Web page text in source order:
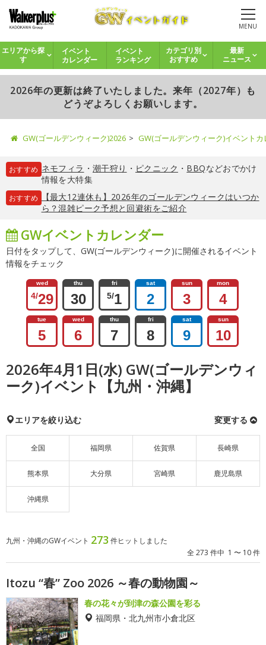
MENU
エリアから探
す
イベント
カレンダー
イベント
ランキング
カテゴリ別
おすすめ
最新
ニュース
2026年の更新は終了いたしました。来年（2027年）も
どうぞよろしくお願いします。
GW(ゴールデンウィーク)2026 GW(ゴールデンウィーク)イベント
おすすめ ネモフィラ ・ 潮干狩り ・ ピクニック ・ BBQなどおでかけ
情報を大特集
おすすめ
【最大12連休も】2026年のゴールデンウィークはいつか
ら？混雑ピーク予想と回避術をご紹介
GWイベントカレンダー
日付をタップして、GW(ゴールデンウィーク)に開催されるイベント
情報をチェック
wed
4/29
thu
30
fri
5/1
sat
2
sun
3
mon
4
tue
5
wed
6
thu
7
fri
8
sat
9
sun
10
2026年4月1日(水) GW(ゴールデンウィ
ーク)イベント【九州・沖縄】
エリアを絞り込む 変更する
全国 福岡県 佐賀県 長崎県
熊本県 大分県 宮崎県 鹿児島県
沖縄県
九州・沖縄のGWイベント 273 件ヒットしました
全 273 件中 1 〜 10 件
Itozu “春” Zoo 2026 ～春の動物園～
春の花々が到津の森公園を彩る
福岡県・北九州市小倉北区